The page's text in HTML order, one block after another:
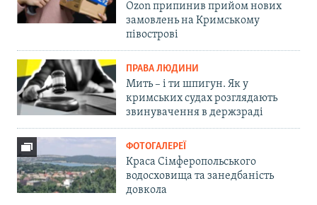
Ozon припинив прийом нових
замовлень на Кримському
півострові
ПРАВА ЛЮДИНИ
Мить – і ти шпигун. Як у
кримських судах розглядають
звинувачення в держзраді
ФОТОГАЛЕРЕЇ
Краса Сімферопольського
водосховища та занедбаність
довкола